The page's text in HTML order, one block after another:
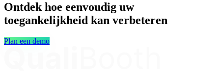
Ontdek hoe eenvoudig uw
toegankelijkheid kan verbeteren
Plan een demo